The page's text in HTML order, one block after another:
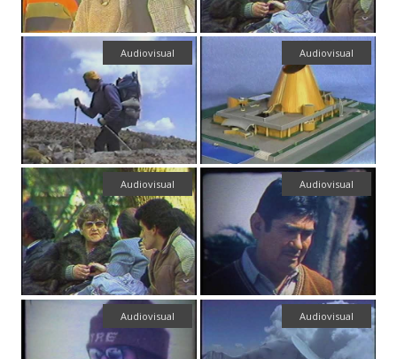
Audiovisual Audiovisual
Audiovisual Audiovisual
Audiovisual Audiovisual